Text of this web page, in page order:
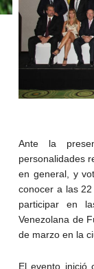
Ante la
personalidades
en general, y
conocer a las
participar en
Venezolana de
de marzo en la
El evento inició